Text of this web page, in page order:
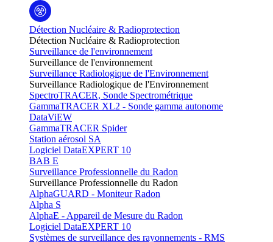
Détection Nucléaire & Radioprotection
Détection Nucléaire & Radioprotection
Surveillance de l'environnement
Surveillance de l'environnement
Surveillance Radiologique de l'Environnement
Surveillance Radiologique de l'Environnement
SpectroTRACER, Sonde Spectrométrique
GammaTRACER XL2 - Sonde gamma autonome
DataViEW
GammaTRACER Spider
Station aérosol SA
Logiciel DataEXPERT 10
BAB E
Surveillance Professionnelle du Radon
Surveillance Professionnelle du Radon
AlphaGUARD - Moniteur Radon
Alpha S
AlphaE - Appareil de Mesure du Radon
Logiciel DataEXPERT 10
Systèmes de surveillance des rayonnements - RMS